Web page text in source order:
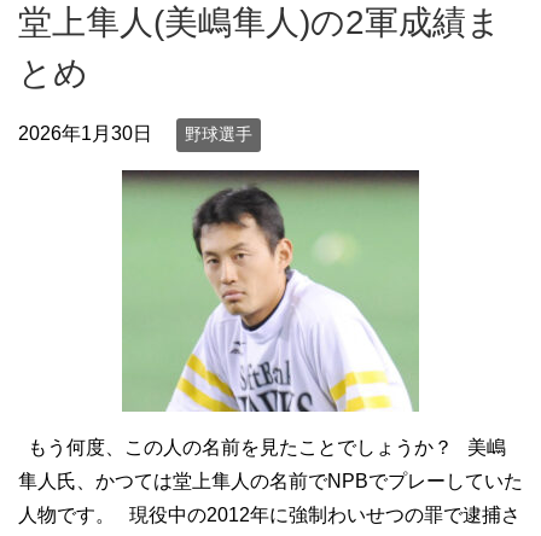
堂上隼人(美嶋隼人)の2軍成績ま
とめ
2026年1月30日 野球選手
もう何度、この人の名前を見たことでしょうか？ 美嶋
隼人氏、かつては堂上隼人の名前でNPBでプレーしていた
人物です。 現役中の2012年に強制わいせつの罪で逮捕さ